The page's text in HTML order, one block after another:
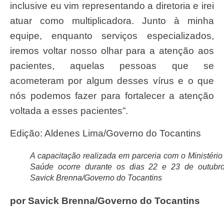
inclusive eu vim representando a diretoria e irei
atuar como multiplicadora. Junto à minha
equipe, enquanto serviços especializados,
iremos voltar nosso olhar para a atenção aos
pacientes, aquelas pessoas que se
acometeram por algum desses vírus e o que
nós podemos fazer para fortalecer a atenção
voltada a esses pacientes”.
Edição: Aldenes Lima/Governo do Tocantins
A capacitação realizada em parceria com o
Saúde ocorre durante os dias 22 e 23 de
Savick Brenna/Governo do Tocantins
por Savick Brenna/Governo do Tocantins